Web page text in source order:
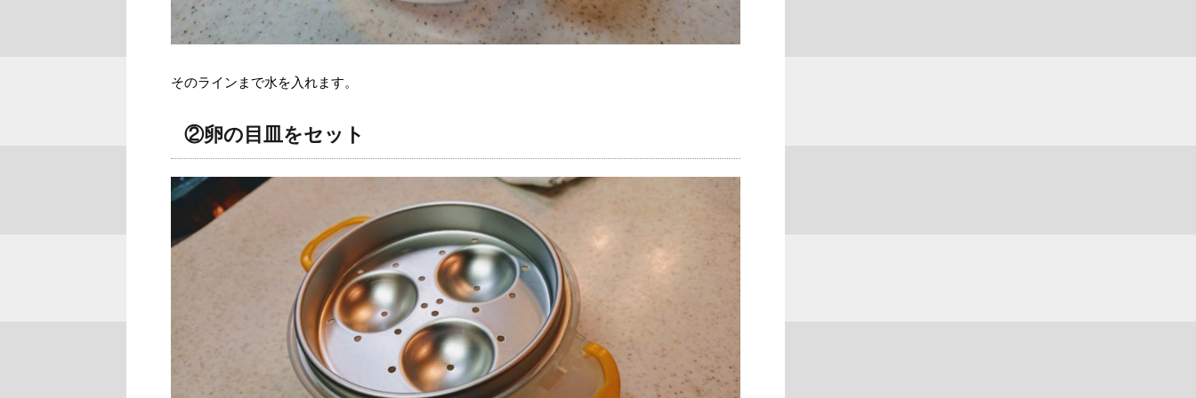
そのラインまで水を入れます。
②卵の目皿をセット